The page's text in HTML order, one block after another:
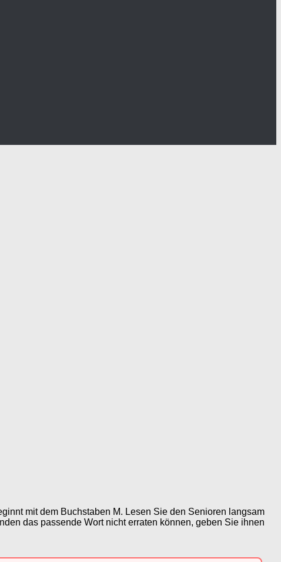
mit dem Buchstaben M. Lesen Sie den Senioren langsam
das passende Wort nicht erraten können, geben Sie ihnen